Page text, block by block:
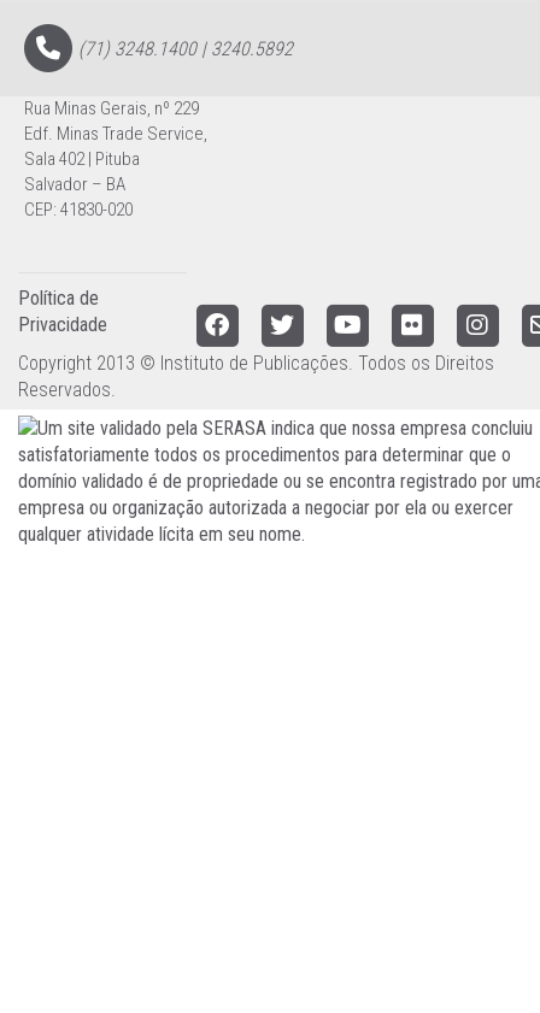
(71) 3248.1400 | 3240.5892
Rua Minas Gerais, nº 229
Edf. Minas Trade Service,
Sala 402 | Pituba
Salvador – BA
CEP: 41830-020
Política de
Privacidade
Copyright 2013 © Instituto de Publicações. Todos os Direitos
Reservados.